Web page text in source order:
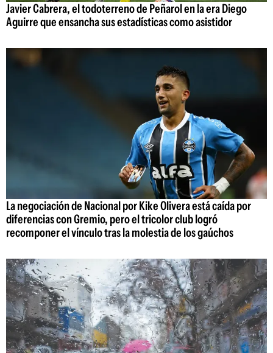
Javier Cabrera, el todoterreno de Peñarol en la era Diego
Aguirre que ensancha sus estadísticas como asistidor
La negociación de Nacional por Kike Olivera está caída por
diferencias con Gremio, pero el tricolor club logró
recomponer el vínculo tras la molestia de los gaúchos